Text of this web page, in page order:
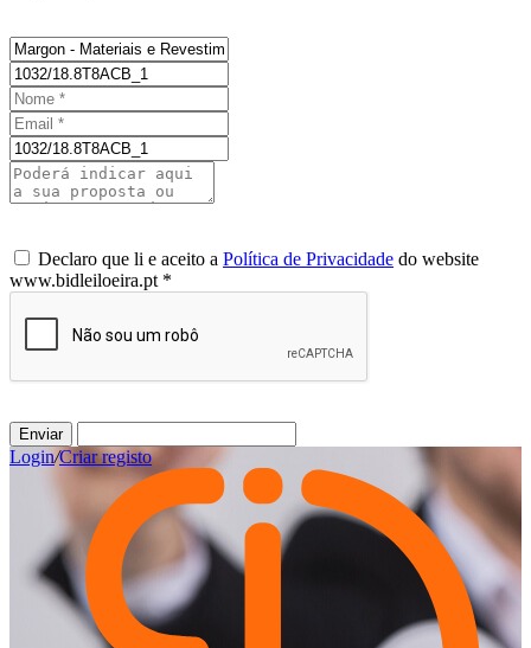
Declaro que li e aceito a Política de Privacidade do website
www.bidleiloeira.pt *
Enviar
Login/Criar registo